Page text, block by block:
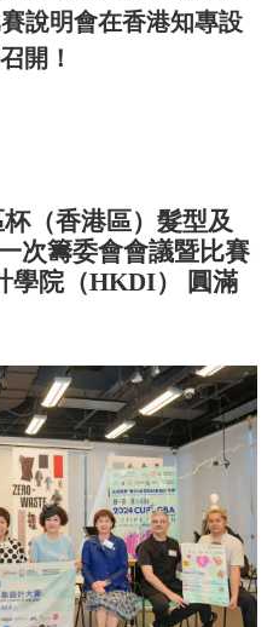
說明會在香港知專設
開！
（香港區）髮型及
次籌委會會議暨比賽
學院（HKDI） 圓滿